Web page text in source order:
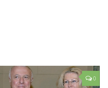
0